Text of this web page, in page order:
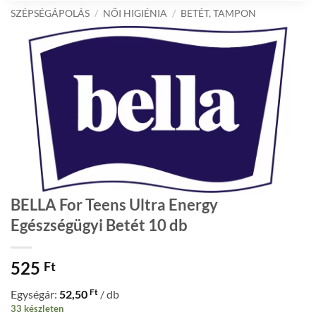
SZÉPSÉGÁPOLÁS / NŐI HIGIÉNIA / BETÉT, TAMPON
BELLA For Teens Ultra Energy
Egészségügyi Betét 10 db
525 Ft
Egységár: 52,50 Ft / db
33 készleten